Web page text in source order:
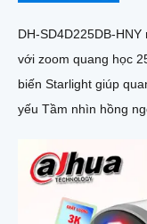
DH-SD4D225DB-
với zoom quang học
biến Starlight giúp
yếu Tầm nhìn hồng
nước IP67 cùng tốc